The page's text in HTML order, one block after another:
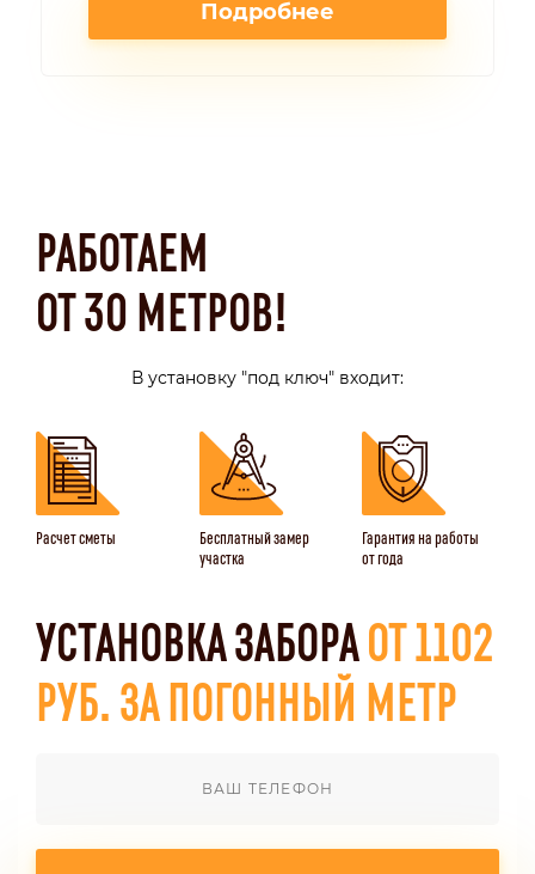
Подробнее
РАБОТАЕМ
ОТ 30 МЕТРОВ!
В установку "под ключ" входит:
Расчет сметы
Бесплатный замер
участка
Гарантия на работы
от года
УСТАНОВКА ЗАБОРАОТ 1102
РУБ. ЗА ПОГОННЫЙ МЕТР